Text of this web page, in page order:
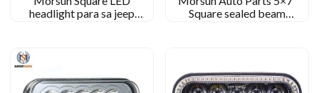
headlight para sa jeep
Square sealed beam